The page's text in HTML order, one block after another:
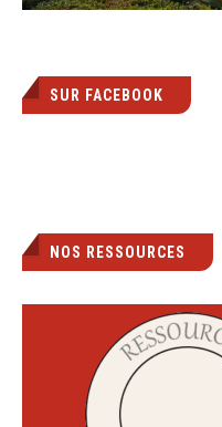
SUR FACEBOOK
NOS RESSOURCES